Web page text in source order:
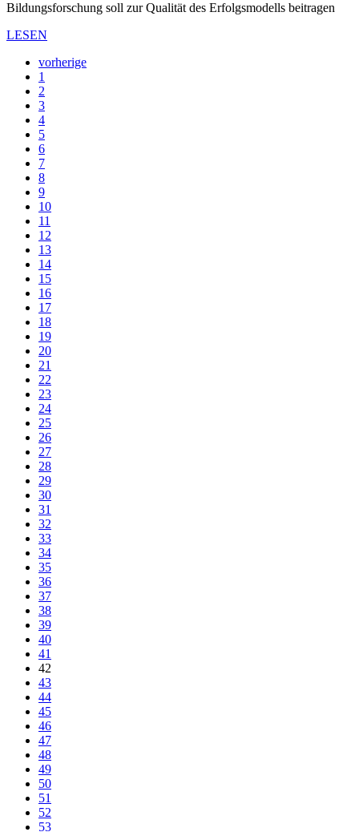
Bildungsforschung soll zur Qualität des Erfolgsmodells beitragen
LESEN
vorherige
1
2
3
4
5
6
7
8
9
10
11
12
13
14
15
16
17
18
19
20
21
22
23
24
25
26
27
28
29
30
31
32
33
34
35
36
37
38
39
40
41
42
43
44
45
46
47
48
49
50
51
52
53